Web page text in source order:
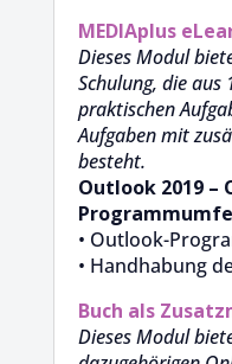
MEDIAplus
Dieses Modul
Schulung, die aus
praktischen
Aufgaben mit
besteht.
Outlook 2019 –
• Outlook-
• Handhabung
Buch als
Dieses Modul